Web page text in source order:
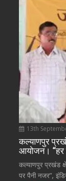
13th
कल्याणपुर
आयोजन। “हर
कल्याणपुर प्रखंड
पर पैनी नजर”,